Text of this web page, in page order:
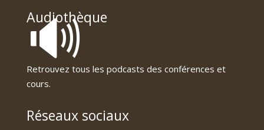
Audiothèque
🔊
Retrouvez tous les podcasts des conférences et
cours.
Réseaux sociaux